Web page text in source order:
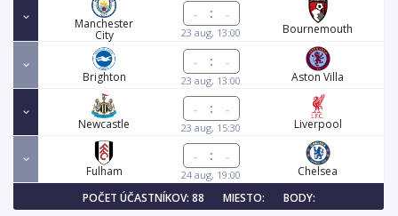
Manchester
City
:
23 aug, 13:00 Bournemouth
Brighton
:
23 aug, 13:00 Aston Villa
Newcastle
:
23 aug, 15:30 Liverpool
Fulham
:
24 aug, 19:00
Chelsea
POČET ÚČASTNÍKOV: 88
MIESTO: BODY: